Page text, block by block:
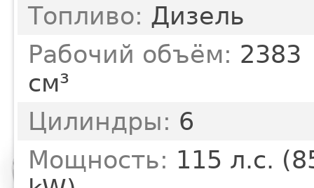
Топливо: Дизель
Рабочий объём: 2383
см³
Цилиндры: 6
Мощность: 115 л.с.